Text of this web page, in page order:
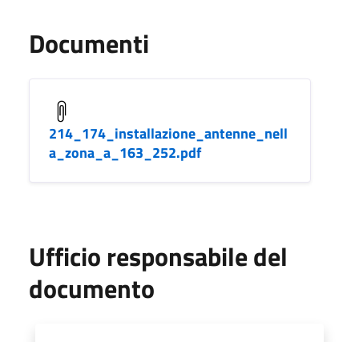
Documenti
214_174_installazione_antenne_nell
a_zona_a_163_252.pdf
Ufficio responsabile del
documento